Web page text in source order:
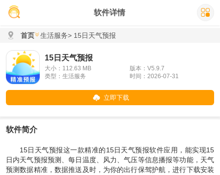
软件详情
首页 生活服务> 15日天气预报
15日天气预报
大小：112.63 MB
版本：V5.9.7
类型：生活服务
时间：2026-07-31
立即下载
软件简介
15日天气预报这一款精准的15日天气预报软件应用，能实现15
日内天气预报预测、每日温度、风力、气压等信息播报等功能，天气
预测数据精准，数据推送及时，为你的出行保驾护航，进行下载安装